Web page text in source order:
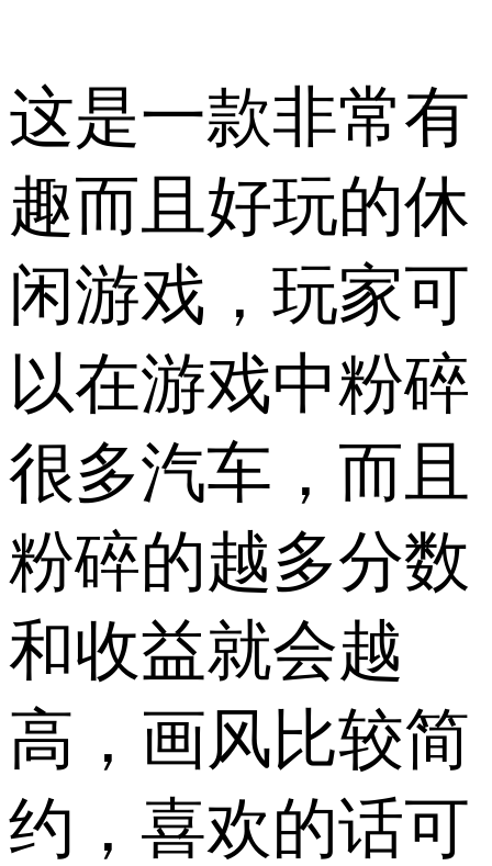
这是一款非常有
趣而且好玩的休
闲游戏，玩家可
以在游戏中粉碎
很多汽车，而且
粉碎的越多分数
和收益就会越
高，画风比较简
约，喜欢的话可